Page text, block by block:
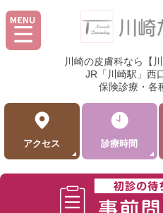
川崎の皮膚科なら【
JR「川崎駅」西
保険診療・各
アクセス 診療時間